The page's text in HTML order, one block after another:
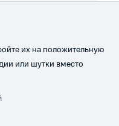
их на положительную
или шутки вместо